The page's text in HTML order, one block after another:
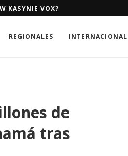
KASYNIE VOX?
REGIONALES
de
tras